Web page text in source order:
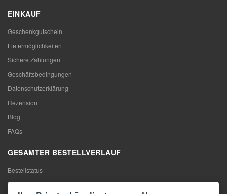
EINKAUF
Geschenkgutschein
Liefermöglichkeiten
Sichere Zahlungen
Geschäftsbedingungen
Datenschutzerklärung
Rezension
Blog
FAQs
GESAMTER BESTELLVERLAUF
Bestellstatus
Meine Bestellung